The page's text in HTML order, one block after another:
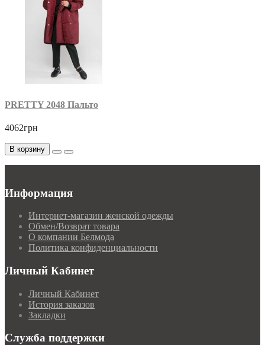
PRETTY 2048 Пальто
4062грн
В корзину
Информация
Интернет-магазин женской одежды
Обмен/Возврат товара
О компании Белмода
Политика конфиденциальности
Личный Кабинет
Личный Кабинет
История заказов
Закладки
Служба поддержки